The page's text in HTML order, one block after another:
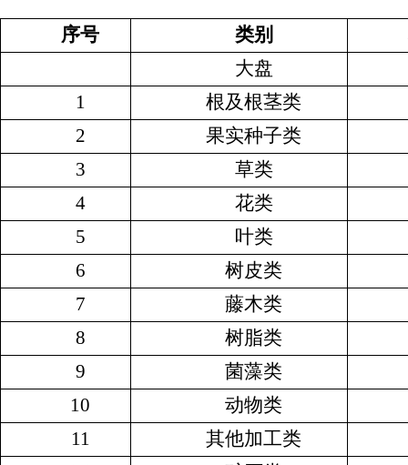
序号
类别
大盘
1
根及根茎类
2
果实种子类
3
草类
4
花类
5
叶类
6
树皮类
7
藤木类
8
树脂类
9
菌藻类
10
动物类
11
其他加工类